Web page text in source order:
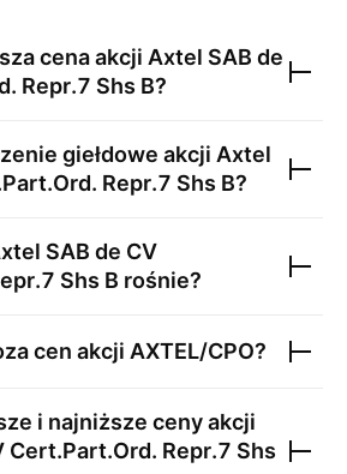
cena akcji Axtel SAB de
Repr.7 Shs B?
giełdowe akcji Axtel
Repr.7 Shs B?
SAB de CV
Shs B rośnie?
cen akcji AXTEL/CPO?
i najniższe ceny akcji
Cert.Part.Ord. Repr.7 Shs